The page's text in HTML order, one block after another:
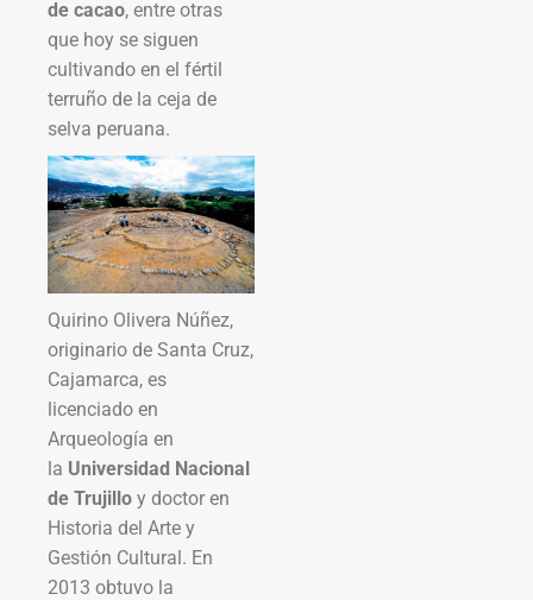
de cacao, entre otras
que hoy se siguen
cultivando en el fértil
terruño de la ceja de
selva peruana.
Quirino Olivera Núñez,
originario de Santa Cruz,
Cajamarca, es
licenciado en
Arqueología en
la Universidad Nacional
de Trujillo y doctor en
Historia del Arte y
Gestión Cultural. En
2013 obtuvo la